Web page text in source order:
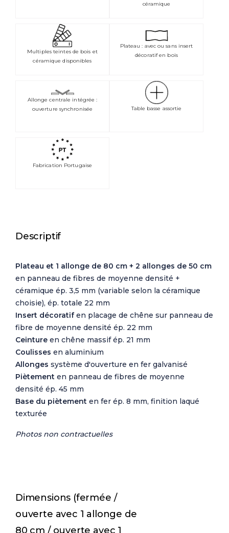
céramique
Multiples teintes de bois et
céramique disponibles
Plateau : avec ou sans insert
décoratif en bois
Allonge centrale intégrée :
ouverture synchronisée
Table basse assortie
Fabrication Portugaise
Descriptif
Plateau et 1 allonge de 80 cm + 2 allonges de 50 cm
en panneau de fibres de moyenne densité +
céramique ép. 3,5 mm (variable selon la céramique
choisie), ép. totale 22 mm
Insert décoratifen placage de chêne sur panneau de
fibre de moyenne densité ép. 22 mm
Ceinture en chêne massif ép. 21 mm
Coulisses en aluminium
Allonges système d'ouverture en fer galvanisé
Piètement en panneau de fibres de moyenne
densité ép. 45 mm
Base du piètement en fer ép. 8 mm, finition laqué
texturée
Photos non contractuelles
Dimensions (fermée /
ouverte avec 1 allonge de
80 cm / ouverte avec 1